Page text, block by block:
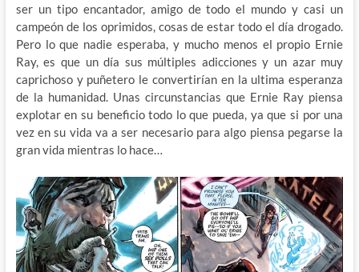
ser un tipo encantador, amigo de todo el mundo y casi un
campeón de los oprimidos, cosas de estar todo el día drogado.
Pero lo que nadie esperaba, y mucho menos el propio Ernie
Ray, es que un día sus múltiples adicciones y un azar muy
caprichoso y puñetero le convertirían en la ultima esperanza
de la humanidad. Unas circunstancias que Ernie Ray piensa
explotar en su beneficio todo lo que pueda, ya que si por una
vez en su vida va a ser necesario para algo piensa pegarse la
gran vida mientras lo hace…